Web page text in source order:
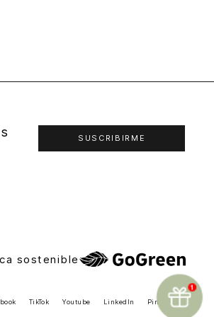
SUSCRIBIRME
sostenible
TikTok Youtube LinkedIn Pinterest